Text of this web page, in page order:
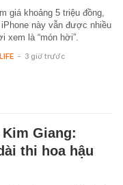
giá khoảng 5 triệu đồng,
iPhone này vẫn được nhiều
xem là “món hời”.
- 3 giờ trước
Giang:
thi hoa hậu